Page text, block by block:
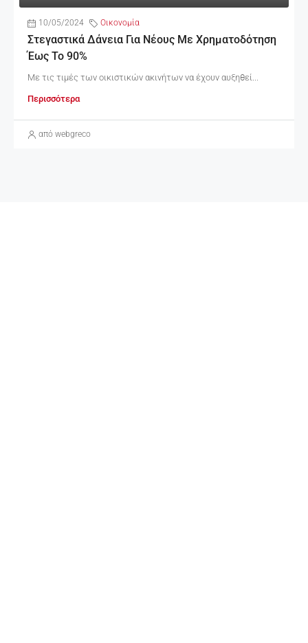
10/05/2024 Οικονομία
Στεγαστικά Δάνεια Για Νέους Με Χρηματοδότηση
Έως Το 90%
Με τις τιμές των οικιστικών ακινήτων να έχουν αυξηθεί...
Περισσότερα
από webgreco